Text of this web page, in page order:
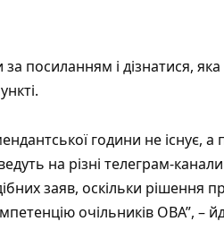
посиланням і дізнатися,
години не існує,
на різні телеграм-
заяв, оскільки рішення
очільників ОВА”, –